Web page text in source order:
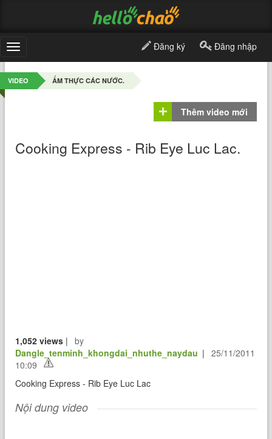
Toggle
navigation
Đăng ký Đăng nhập
VIDEO ẨM THỰC CÁC NƯỚC.
Thêm video mới
Cooking Express - Rib Eye Luc Lac.
1,052 views |
by
Dangle_tenminh_khongdai_nhuthe_naydau |
25/11/2011
10:09
Cooking Express - Rib Eye Luc Lac
Nội dung video